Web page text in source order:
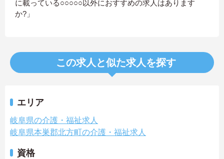
に載っている○○○○○以外におすすめの求人はあります
か?」
この求人と似た求人を探す
エリア
岐阜県の介護・福祉求人
岐阜県本巣郡北方町の介護・福祉求人
資格